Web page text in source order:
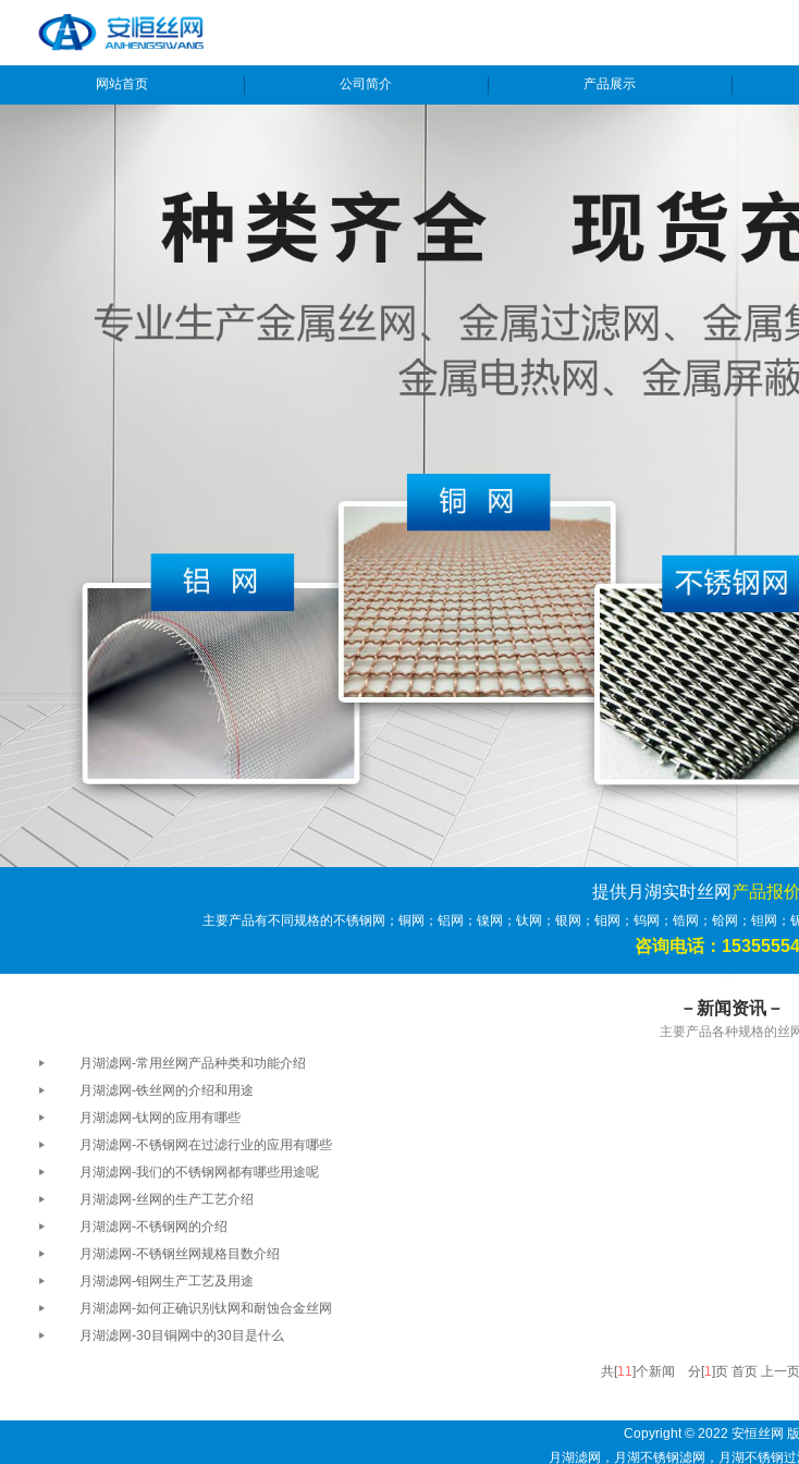
网站首页 公司简介 产品展示
提供月湖实时丝网 产品报价
主要产品有不同规格的不锈钢网；铜网；铝网；镍网；钛网；银网；钼网；钨网；锆网；铪网；钽网
咨询电话：
－新闻资讯－
主要产品各种规格的丝
月湖滤网-常用丝网产品种类和功能介绍
月湖滤网-铁丝网的介绍和用途
月湖滤网-钛网的应用有哪些
月湖滤网-不锈钢网在过滤行业的应用有哪些
月湖滤网-我们的不锈钢网都有哪些用途呢
月湖滤网-丝网的生产工艺介绍
月湖滤网-不锈钢网的介绍
月湖滤网-不锈钢丝网规格目数介绍
月湖滤网-钼网生产工艺及用途
月湖滤网-如何正确识别钛网和耐蚀合金丝网
月湖滤网-30目铜网中的30目是什么
共[11]个新闻 分[1]页 首页 上一页
Copyright © 2022 安恒丝网
月湖滤网 ， 月湖不锈钢滤网 ， 月湖不锈钢过